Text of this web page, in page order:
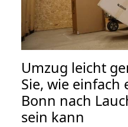
Umzug leicht
Sie, wie einfach
Bonn nach
sein kann